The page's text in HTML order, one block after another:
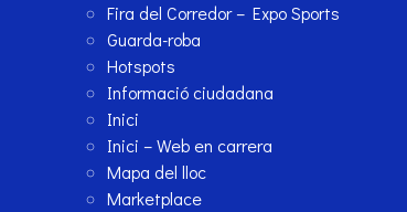
Fira del Corredor – Expo Sports
Guarda-roba
Hotspots
Informació ciudadana
Inici
Inici – Web en carrera
Mapa del lloc
Marketplace